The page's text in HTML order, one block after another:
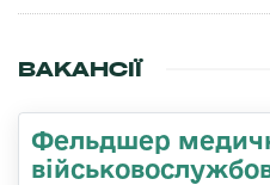
ВАКАНСІЇ
Фельдшер